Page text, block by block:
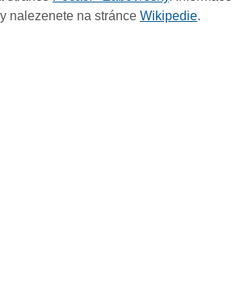
nalezenete na stránce Wikipedie.